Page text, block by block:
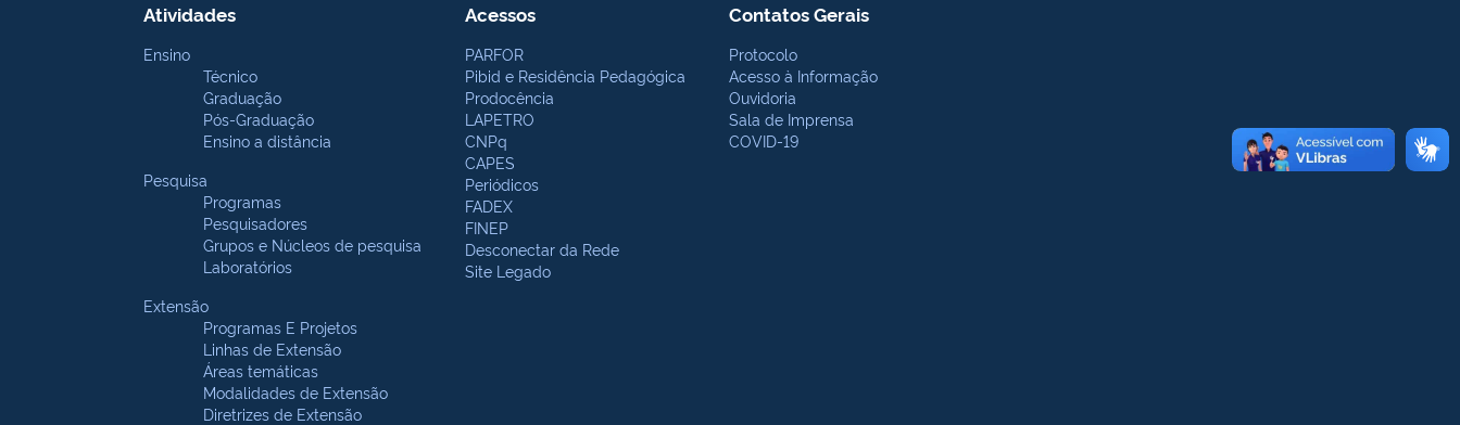
Atividades
Ensino
Técnico
Graduação
Pós-Graduação
Ensino a distância
Pesquisa
Programas
Pesquisadores
Grupos e Núcleos de pesquisa
Laboratórios
Extensão
Programas E Projetos
Linhas de Extensão
Áreas temáticas
Modalidades de Extensão
Diretrizes de Extensão
Acessos
PARFOR
Pibid e Residência Pedagógica
Prodocência
LAPETRO
CNPq
CAPES
Periódicos
FADEX
FINEP
Desconectar da Rede
Site Legado
Contatos Gerais
Protocolo
Acesso à Informação
Ouvidoria
Sala de Imprensa
COVID-19